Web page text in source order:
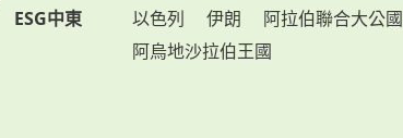
ESG中東 以色列 伊朗
阿拉伯聯合大公國
阿烏地沙拉伯王國